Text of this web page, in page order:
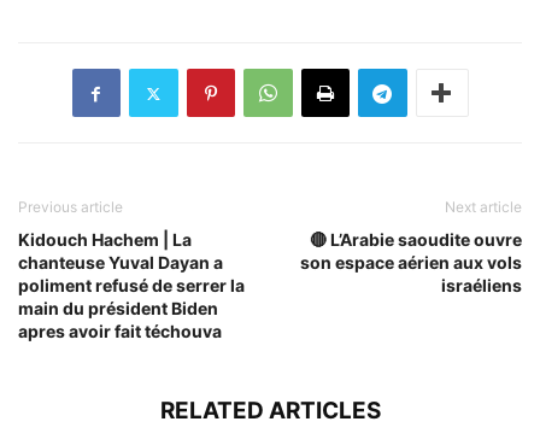
Previous article
Kidouch Hachem | La
chanteuse Yuval Dayan a
poliment refusé de serrer la
main du président Biden
apres avoir fait téchouva
Next article
🔴 L’Arabie saoudite ouvre
son espace aérien aux vols
israéliens
RELATED ARTICLES